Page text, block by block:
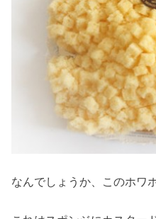
なんでしょうか、このホワ